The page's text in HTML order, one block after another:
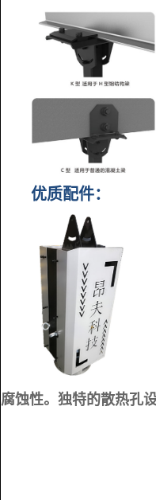
优质配件：
腐蚀性。独特的散热孔